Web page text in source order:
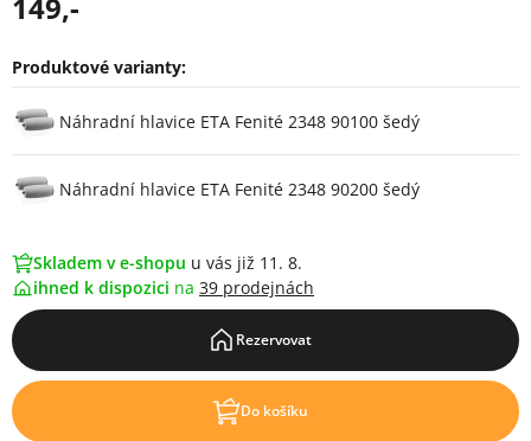
Produktové varianty:
Náhradní hlavice ETA Fenité 2348 90100 šedý
Náhradní hlavice ETA Fenité 2348 90200 šedý
Skladem v e-shopu u vás již 11. 8.
ihned k dispozici na 39 prodejnách
Rezervovat
Do košíku